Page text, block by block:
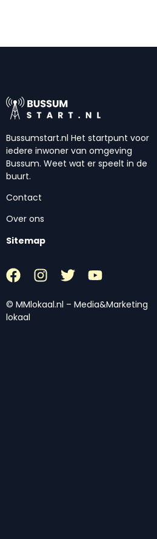
Bussumstart.nl Het startpunt voor
iedere inwoner van omgeving
Bussum. Weet wat er speelt in de
buurt.
Contact
Over ons
Sitemap
© MMlokaal.nl – Media&Marketing
lokaal